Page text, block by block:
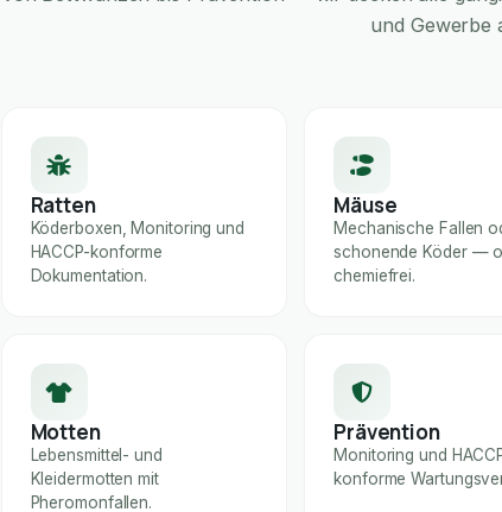
und Gewerbe
Ratten
Köderboxen, Monitoring und
HACCP-konforme
Dokumentation.
Mäuse
Mechanische Fallen
schonende Köder —
chemiefrei.
Motten
Lebensmittel- und
Kleidermotten mit
Pheromonfallen.
Prävention
Monitoring und
konforme